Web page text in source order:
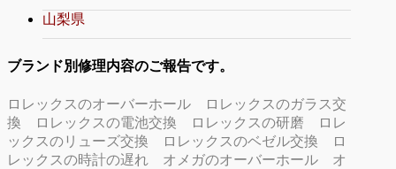
山梨県
ブランド別修理内容のご報告です。
ロレックスのオーバーホール
ロレックスのガラス交
換
ロレックスの電池交換 ロレックスの研磨
ロレ
ックスのリューズ交換
ロレックスのベゼル交換
ロ
レックスの時計の遅れ
オメガのオーバーホール
オ